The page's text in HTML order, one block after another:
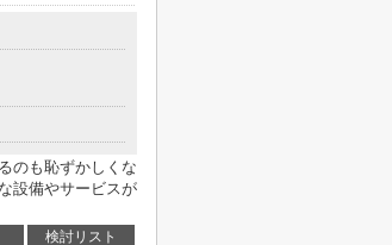
のも恥ずかしくな
設備やサービスが
検討リスト